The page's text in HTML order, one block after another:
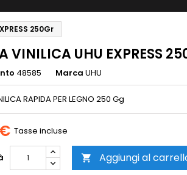
250Gr
VINILICA UHU EXPRESS
48585 Marca UHU
RAPIDA PER LEGNO 250 Gg
Tasse incluse
 Aggiungi al